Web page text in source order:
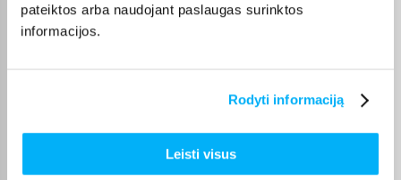
pateiktos arba naudojant paslaugas surinktos
informacijos.
Rodyti informaciją
Leisti visus